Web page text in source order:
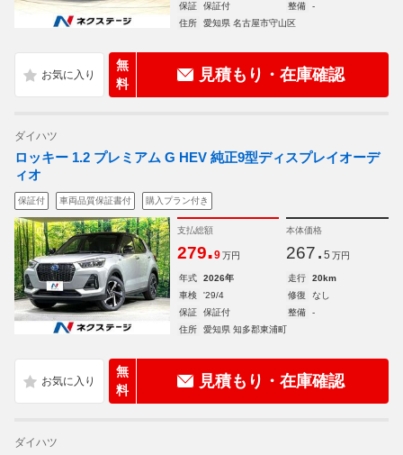
保証
保証付 整備
-
住所
愛知県 名古屋市守山区
無
料
見積もり・在庫確認
ダイハツ
ロッキー 1.2 プレミアム G HEV 純正9型ディスプレイオーデ
ィオ
保証付 車両品質保証書付 購入プラン付き
支払総額
279.9 万円
本体価格
267. 5 万円
年式 2026年 走行
20km
車検
'29/4 修復
なし
保証
保証付 整備
-
住所
愛知県 知多郡東浦町
無
料
見積もり・在庫確認
ダイハツ